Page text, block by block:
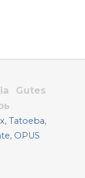
Gutes
,Tatoeba,
, OPUS